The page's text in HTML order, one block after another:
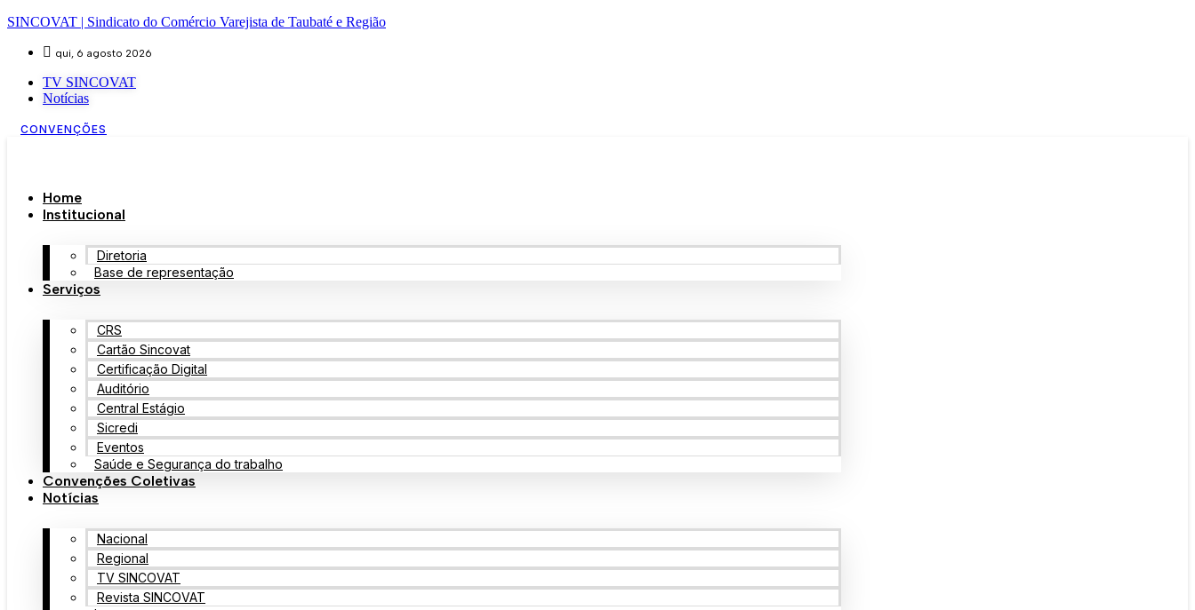
SINCOVAT | Sindicato do Comércio Varejista de Taubaté e Região
qui, 6 agosto 2026
TV SINCOVAT
Notícias
CONVENÇÕES
Home
Institucional
Diretoria
Base de representação
Serviços
CRS
Cartão Sincovat
Certificação Digital
Auditório
Central Estágio
Sicredi
Eventos
Saúde e Segurança do trabalho
Convenções Coletivas
Notícias
Nacional
Regional
TV SINCOVAT
Revista SINCOVAT